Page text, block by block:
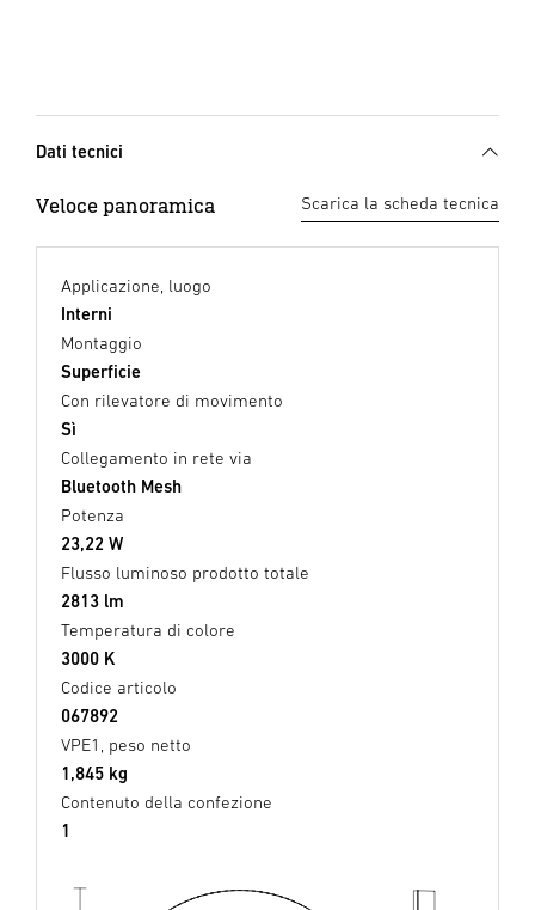
Dati tecnici
Veloce panoramica Scarica la scheda tecnica
Applicazione, luogo
Interni
Montaggio
Superficie
Con rilevatore di movimento
Sì
Collegamento in rete via
Bluetooth Mesh
Potenza
23,22 W
Flusso luminoso prodotto totale
2813 lm
Temperatura di colore
3000 K
Codice articolo
067892
VPE1, peso netto
1,845 kg
Contenuto della confezione
1